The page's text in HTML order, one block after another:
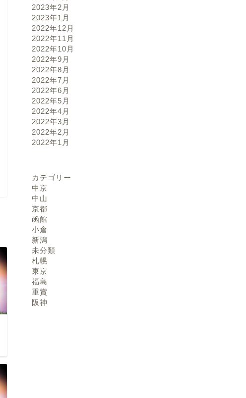
2023年2月
2023年1月
2022年12月
2022年11月
2022年10月
2022年9月
2022年8月
2022年7月
2022年6月
2022年5月
2022年4月
2022年3月
2022年2月
2022年1月
カテゴリー
中京
中山
京都
函館
小倉
新潟
未分類
札幌
東京
福島
重賞
阪神